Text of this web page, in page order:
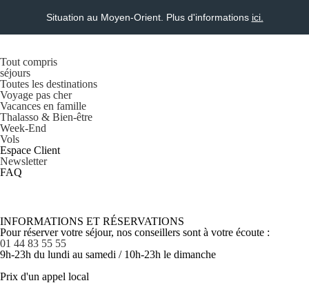
Situation au Moyen-Orient. Plus d'informations ici.
Tout compris
séjours
Toutes les destinations
Voyage pas cher
Vacances en famille
Thalasso & Bien-être
Week-End
Vols
Espace Client
Newsletter
FAQ
INFORMATIONS ET RÉSERVATIONS
Pour réserver votre séjour, nos conseillers sont à votre écoute :
01 44 83 55 55
9h-23h du lundi au samedi / 10h-23h le dimanche
Prix d'un appel local